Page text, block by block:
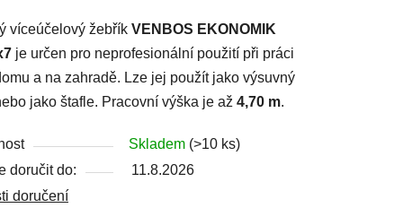
víceúčelový žebřík VENBOS EKONOMIK
je určen pro neprofesionální použití při práci
a na zahradě. Lze jej použít jako výsuvný
jako štafle. Pracovní výška je až 4,70 m.
Skladem (>10 ks)
doručit do:
11.8.2026
doručení